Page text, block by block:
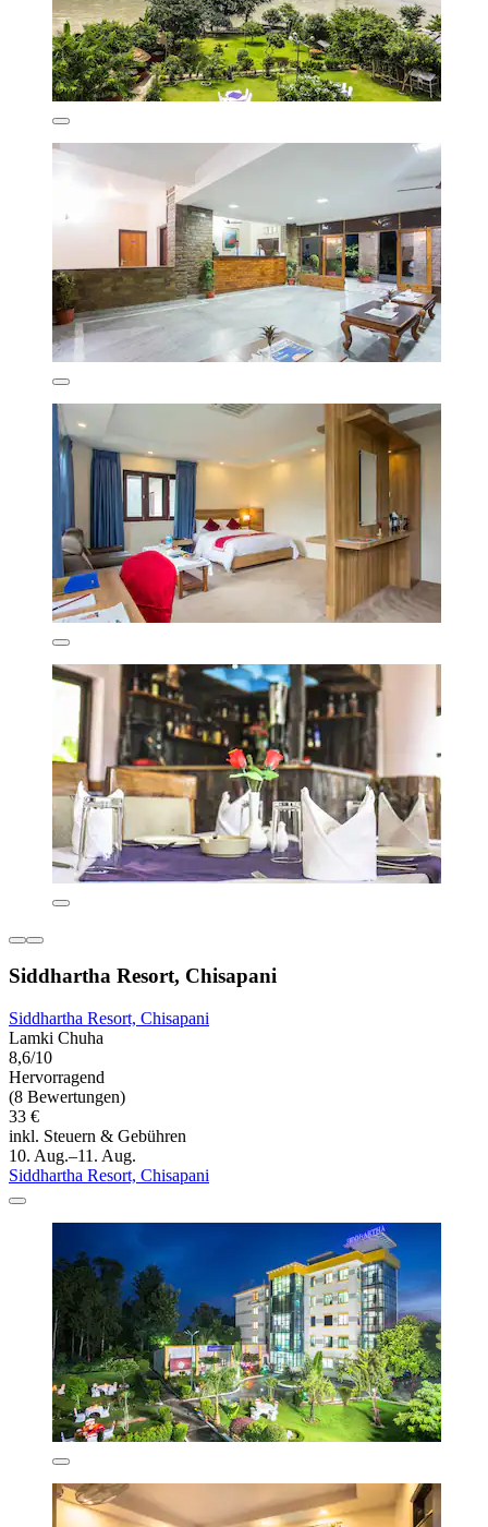
Siddhartha Resort, Chisapani
Siddhartha Resort, Chisapani
Lamki Chuha
8,6/10
Hervorragend
(8 Bewertungen)
33 €
inkl. Steuern & Gebühren
10. Aug.–11. Aug.
Siddhartha Resort, Chisapani